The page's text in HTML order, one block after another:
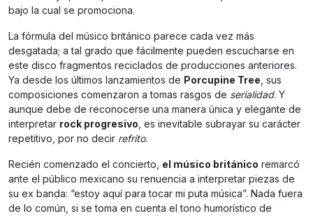
bajo la cual se promociona.
La fórmula del músico británico parece cada vez más
desgatada; a tal grado que fácilmente pueden escucharse en
este disco fragmentos reciclados de producciones anteriores.
Ya desde los últimos lanzamientos de Porcupine Tree, sus
composiciones comenzaron a tomas rasgos de serialidad. Y
aunque debe de reconocerse una manera única y elegante de
interpretar rock progresivo, es inevitable subrayar su carácter
repetitivo, por no decir refrito.
Recién comenzado el concierto, el músico británico remarcó
ante el público mexicano su renuencia a interpretar piezas de
su ex banda: “estoy aquí para tocar mi puta música”. Nada fuera
de lo común, si se toma en cuenta el tono humorístico de